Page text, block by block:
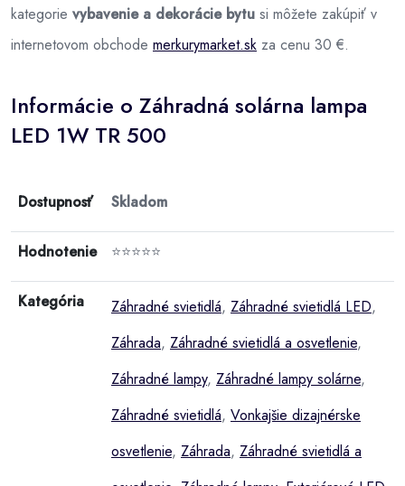
kategorie vybavenie a dekorácie bytu si môžete zakúpiť v
internetovom obchode merkurymarket.sk za cenu 30 €.
Informácie o Záhradná solárna lampa
LED 1W TR 500
Dostupnosť Skladom
Hodnotenie ⭐⭐⭐⭐⭐
Kategória Záhradné svietidlá, Záhradné svietidlá LED,
Záhrada, Záhradné svietidlá a osvetlenie,
Záhradné lampy, Záhradné lampy solárne,
Záhradné svietidlá, Vonkajšie dizajnérske
osvetlenie, Záhrada, Záhradné svietidlá a